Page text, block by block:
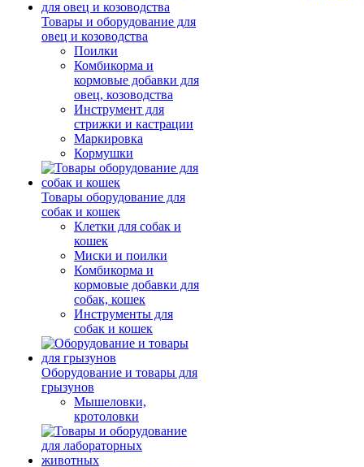
Товары и оборудование для
овец и козоводства
Поилки
Комбикорма и
кормовые добавки для
овец, козоводства
Инструмент для
стрижки и кастрации
Маркировка
Кормушки
Товары оборудование для
собак и кошек
Клетки для собак и
кошек
Миски и поилки
Комбикорма и
кормовые добавки для
собак, кошек
Инструменты для
собак и кошек
Оборудование и товары для
грызунов
Мышеловки,
кротоловки